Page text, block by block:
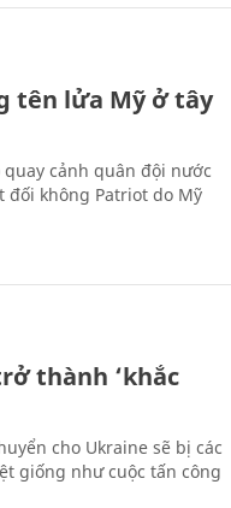
tên lửa Mỹ ở tây
cảnh quân đội nước
đối không Patriot do Mỹ
thành ‘khắc
cho Ukraine sẽ bị các
giống như cuộc tấn công